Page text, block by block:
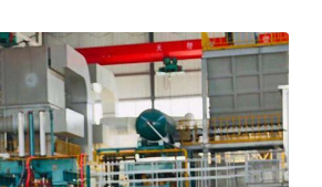
Wärmebehandlung
Gemäß der Anforderung des Kunden
Weifang, China